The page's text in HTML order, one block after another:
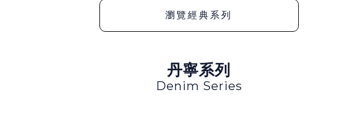
瀏覽經典系列
丹寧系列
Denim Series